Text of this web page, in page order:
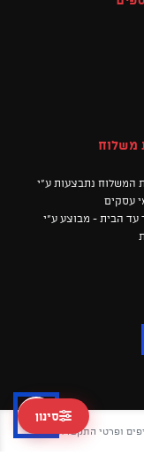
סינון
משלוח
המשלוח נתבצעות ע"י
עד הבית - מבוצע ע"י
ופרטי התקשרות